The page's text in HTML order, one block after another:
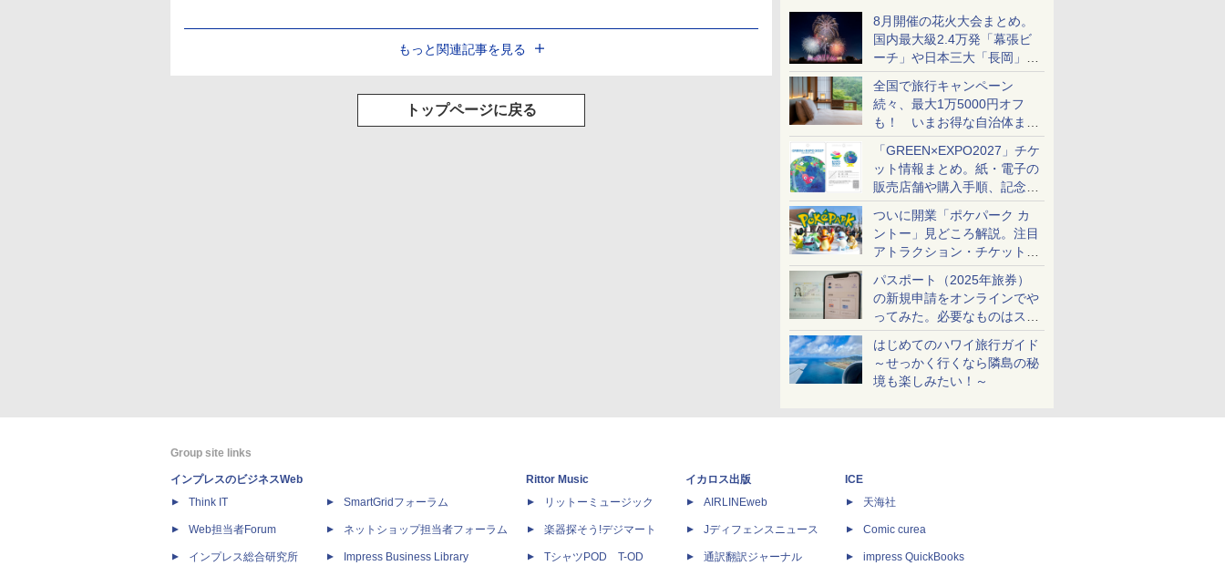
8月開催の花火大会まとめ。
国内最大級2.4万発「幕張ビ
ーチ」や日本三大「長岡」な
ど大型イベント目白押し！
全国で旅行キャンペーン
続々、最大1万5000円オフ
も！ いまお得な自治体まと
め
「GREEN×EXPO2027」チケ
ット情報まとめ。紙・電子の
販売店舗や購入手順、記念チ
ケットも解説
ついに開業「ポケパーク カ
ントー」見どころ解説。注目
アトラクション・チケット手
配・来場前に必要な準備は？
パスポート（2025年旅券）
の新規申請をオンラインでや
ってみた。必要なものはスマ
ホとマイナカードのみ
はじめてのハワイ旅行ガイド
～せっかく行くなら隣島の秘
境も楽しみたい！～
もっと関連記事を見る
トップページに戻る
Group site links
インプレスのビジネスWeb
Think IT
Web担当者Forum
インプレス総合研究所
SmartGridフォーラム
ネットショップ担当者フォーラム
Impress Business Library
Rittor Music
リットーミュージック
楽器探そう!デジマート
TシャツPOD T-OD
イカロス出版
AIRLINEweb
Jディフェンスニュース
通訳翻訳ジャーナル
ICE
天海社
Comic curea
impress QuickBooks